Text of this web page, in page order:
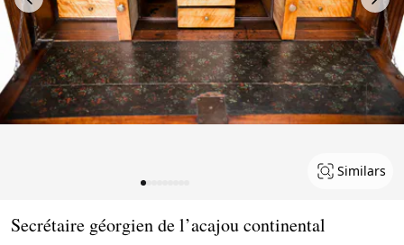
Similars
Secrétaire géorgien de l’acajou continental